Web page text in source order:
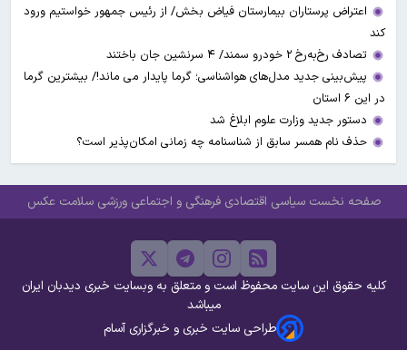
اعتراض پرستاران بیمارستان فیاض بخش/ از رئیس جمهور خواستیم ورود
کند
تصادف رخ‌به‌رخ ۲ خودرو سمند/ ۴ سرنشین جان باختند
پیش‌بینی جدید مدل‌های هواشناسی؛ گرما پایدار می ماند!/ بیشترین گرما
در این ۶ استان
دستور جدید وزارت علوم ابلاغ شد
حذف نام همسر سابق از شناسنامه چه زمانی امکان‌پذیر است؟
صفحه نخست سیاسی اقتصادی فرهنگی و اجتماعی ورزشی سلامت عکس
کلیه حقوق این سایت محفوظ است و متعلق به وبسایت خبری دیدبان ایران
میباشد
طراحی سایت خبری و خبرگزاری آسام